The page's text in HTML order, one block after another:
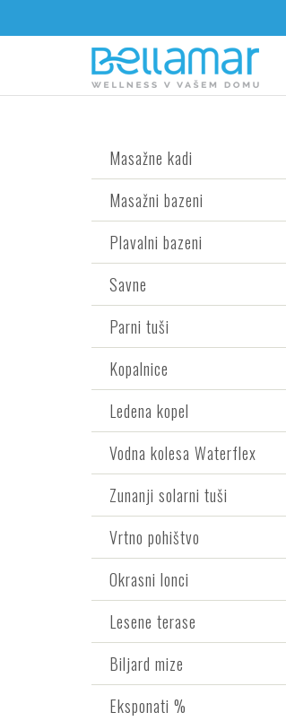
Masažne kadi
Masažni bazeni
Plavalni bazeni
Savne
Parni tuši
Kopalnice
Ledena kopel
Vodna kolesa Waterflex
Zunanji solarni tuši
Vrtno pohištvo
Okrasni lonci
Lesene terase
Biljard mize
Eksponati %